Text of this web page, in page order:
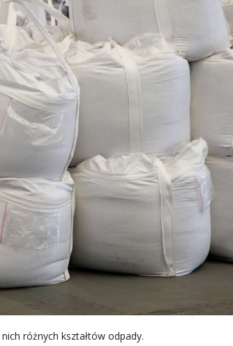
różnych kształtów odpady.